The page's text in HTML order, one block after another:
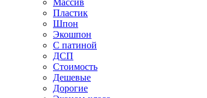
Пластик
Шпон
Экошпон
С патиной
ДСП
Стоимость
Дешевые
Дорогие